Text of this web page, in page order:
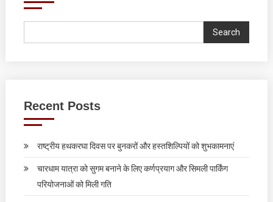
Search
Recent Posts
राष्ट्रीय हथकरघा दिवस पर बुनकरों और हस्तशिल्पियों को शुभकामनाएं
चारधाम यात्रा को सुगम बनाने के लिए कर्णप्रयाग और सिमली पार्किंग
परियोजनाओं को मिली गति